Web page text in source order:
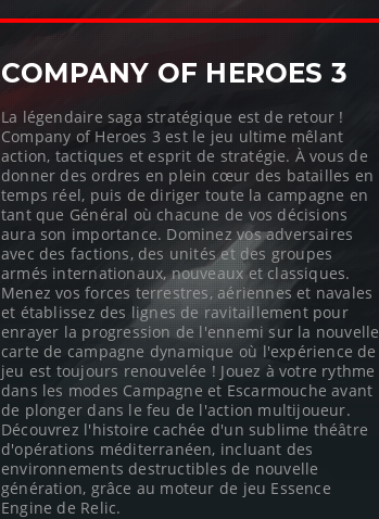
COMPANY OF HEROES 3
La légendaire saga stratégique est de retour !
Company of Heroes 3 est le jeu ultime mêlant
action, tactiques et esprit de stratégie. À vous de
donner des ordres en plein cœur des batailles en
temps réel, puis de diriger toute la campagne en
tant que Général où chacune de vos décisions
aura son importance. Dominez vos adversaires
avec des factions, des unités et des groupes
armés internationaux, nouveaux et classiques.
Menez vos forces terrestres, aériennes et navales
et établissez des lignes de ravitaillement pour
enrayer la progression de l'ennemi sur la nouvelle
carte de campagne dynamique où l'expérience de
jeu est toujours renouvelée ! Jouez à votre rythme
dans les modes Campagne et Escarmouche avant
de plonger dans le feu de l'action multijoueur.
Découvrez l'histoire cachée d'un sublime théâtre
d'opérations méditerranéen, incluant des
environnements destructibles de nouvelle
génération, grâce au moteur de jeu Essence
Engine de Relic.